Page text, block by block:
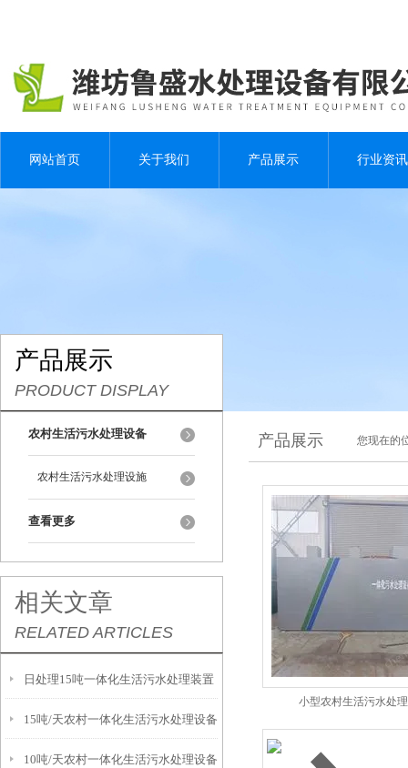
网站首页 关于我们 产品展示 行业资讯
产品展示
PRODUCT DISPLAY
农村生活污水处理设备
农村生活污水处理设施
查看更多
相关文章
RELATED ARTICLES
日处理15吨一体化生活污水处理装置
15吨/天农村一体化生活污水处理设备
10吨/天农村一体化生活污水处理设备
产品展示 您现在的
小型农村生活污水处